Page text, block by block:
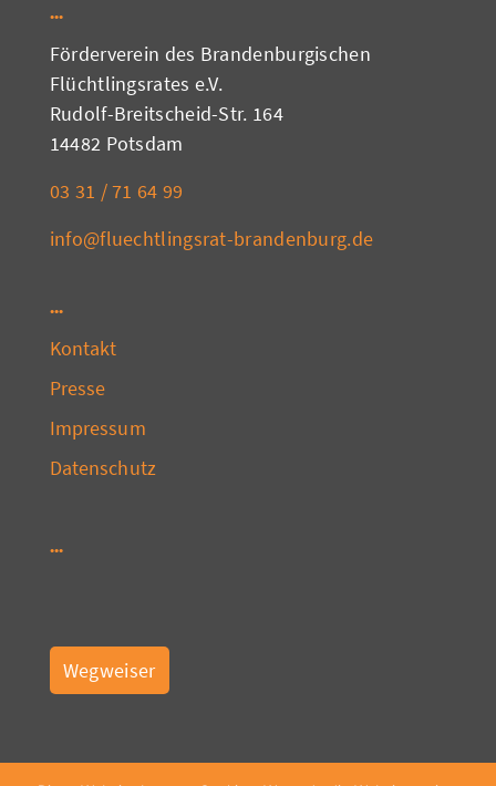
Förderverein des Brandenburgischen
Flüchtlingsrates e.V.
Rudolf-Breitscheid-Str. 164
14482 Potsdam
03 31 / 71 64 99
info@fluechtlingsrat-brandenburg.de
Kontakt
Presse
Impressum
Datenschutz
Wegweiser